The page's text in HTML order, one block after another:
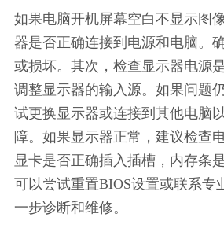
如果电脑开机屏幕空白不显示图
器是否正确连接到电源和电脑。
或损坏。其次，检查显示器电源
调整显示器的输入源。如果问题
试更换显示器或连接到其他电脑
障。如果显示器正常，建议检查
显卡是否正确插入插槽，内存条
可以尝试重置BIOS设置或联系专
一步诊断和维修。